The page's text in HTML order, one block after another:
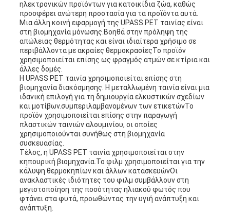
ηλεκτρονικών προϊόντων για κατοικίδια ζώα, καθώς
προσφέρει ανώτερη προστασία για τα προϊόντα αυτά.
Μια άλλη κοινή εφαρμογή της UPASS PET ταινίας είναι
στη βιομηχανία μόνωσης.Βοηθά στην πρόληψη της
απώλειας θερμότητας και είναι ιδιαίτερα χρήσιμο σε
περιβάλλοντα με ακραίες θερμοκρασίεςΤο προϊόν
χρησιμοποιείται επίσης ως φραγμός ατμών σε κτίρια και
άλλες δομές.
Η UPASS PET ταινία χρησιμοποιείται επίσης στη
βιομηχανία διακόσμησης. Η μεταλλωμένη ταινία είναι μια
ιδανική επιλογή για τη δημιουργία ελκυστικών σχεδίων
και μοτίβων.συμπεριλαμβανομένων των ετικετώνΤο
προϊόν χρησιμοποιείται επίσης στην παραγωγή
πλαστικών ταινιών αλουμινίου, οι οποίες
χρησιμοποιούνται συνήθως στη βιομηχανία
συσκευασίας.
Τέλος, η UPASS PET ταινία χρησιμοποιείται στην
κηπουρική βιομηχανία.Το φιλμ χρησιμοποιείται για την
κάλυψη θερμοκηπίων και άλλων κατασκευώνΟι
ανακλαστικές ιδιότητες του φιλμ συμβάλλουν στη
μεγιστοποίηση της ποσότητας ηλιακού φωτός που
φτάνει στα φυτά, προωθώντας την υγιή ανάπτυξη και
ανάπτυξη.